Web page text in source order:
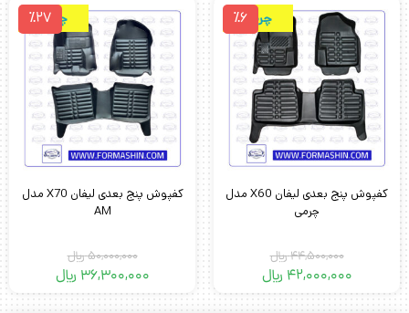
چرمی٪6
کفپوش پنج بعدی لیفان X60 مدل
چرمی
44,500,000﷼
42,000,000 ﷼
چرمی٪27
کفپوش پنج بعدی لیفان X70 مدل
AM
50,000,000﷼
36,300,000 ﷼